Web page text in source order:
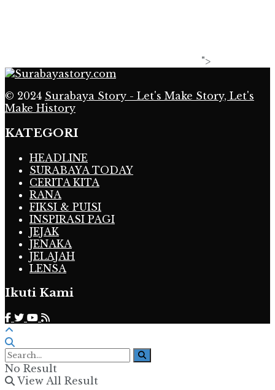
">
© 2024 Surabaya Story - Let's Make Story, Let's
Make History
KATEGORI
HEADLINE
SURABAYA TODAY
CERITA KITA
RANA
FIKSI & PUISI
INSPIRASI PAGI
JEJAK
JENAKA
JELAJAH
LENSA
Ikuti Kami
No Result
View All Result